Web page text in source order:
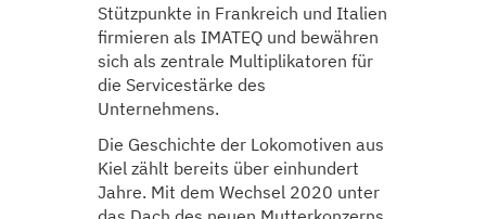
Stützpunkte in Frankreich und Italien
firmieren als IMATEQ und bewähren
sich als zentrale Multiplikatoren für
die Servicestärke des
Unternehmens.
Die Geschichte der Lokomotiven aus
Kiel zählt bereits über einhundert
Jahre. Mit dem Wechsel 2020 unter